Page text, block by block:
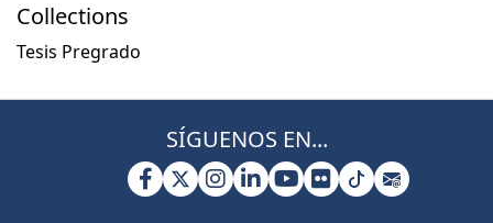
Collections
Tesis Pregrado
SÍGUENOS EN...